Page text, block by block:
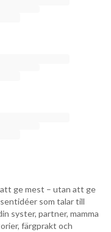
ge mest – utan att ge
som talar till
syster, partner, mamma
färgprakt och